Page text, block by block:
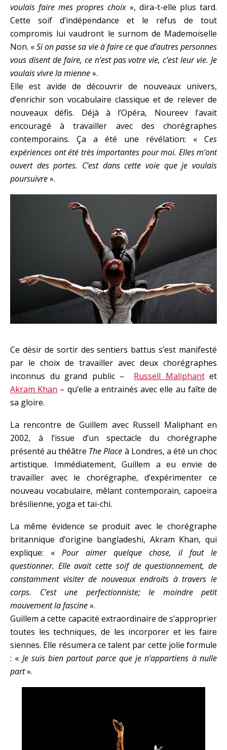
voulais faire mes propres choix », dira-t-elle plus tard.
Cette soif d’indépendance et le refus de tout
compromis lui vaudront le surnom de Mademoiselle
Non. «Si on passe sa vie à faire ce que d’autres personnes
vous disent de faire, ce n’est pas votre vie, c’est leur vie. Je
voulais vivre la mienne».
Elle est avide de découvrir de nouveaux univers,
d’enrichir son vocabulaire classique et de relever de
nouveaux défis. Déjà à l’Opéra, Noureev l’avait
encouragé à travailler avec des chorégraphes
contemporains. Ça a été une révélation: « Ces
expériences ont été très importantes pour moi. Elles m’ont
ouvert des portes. C’est dans cette voie que je voulais
poursuivre».
Ce désir de sortir des sentiers battus s’est manifesté
par le choix de travailler avec deux chorégraphes
inconnus du grand public – Russell Maliphantet
Akram Khan – qu’elle a entrainés avec elle au faîte de
sa gloire.
La rencontre de Guillem avec Russell Maliphant en
2002, à l’issue d’un spectacle du chorégraphe
présenté au théâtre The Place à Londres, a été un choc
artistique. Immédiatement, Guillem a eu envie de
travailler avec le chorégraphe, d’expérimenter ce
nouveau vocabulaire, mêlant contemporain, capoeira
brésilienne, yoga et taï-chi.
La même évidence se produit avec le chorégraphe
britannique d’origine bangladeshi, Akram Khan, qui
explique: « Pour aimer quelque chose, il faut le
questionner. Elle avait cette soif de questionnement, de
constamment visiter de nouveaux endroits à travers le
corps. C’est une perfectionniste; le moindre petit
mouvement la fascine».
Guillem a cette capacité extraordinaire de s’approprier
toutes les techniques, de les incorporer et les faire
siennes. Elle résumera ce talent par cette jolie formule
: « Je suis bien partout parce que je n’appartiens à nulle
part».